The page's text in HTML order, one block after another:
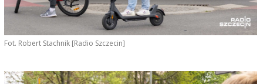
Fot. Robert Stachnik [Radio Szczecin]